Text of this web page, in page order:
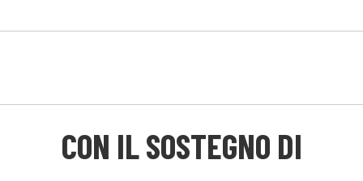
CON IL SOSTEGNO DI